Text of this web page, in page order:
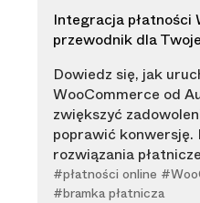
Integracja płatności
przewodnik dla
Dowiedz się, jak
WooCommerce od
zwiększyć
poprawić konwersję.
rozwiązania
#płatności online
#bramka płatnicza